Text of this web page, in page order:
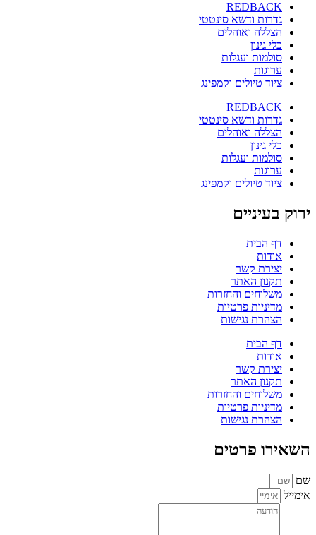
REDBACK
גדרות ודשא סינטטי
הצללה ואוהלים
כלי גינון
סולמות ועגלות
ערוגות
ציוד טיולים וקמפינג
REDBACK
גדרות ודשא סינטטי
הצללה ואוהלים
כלי גינון
סולמות ועגלות
ערוגות
ציוד טיולים וקמפינג
ירוק בעיניים
דף הבית
אודות
יצירת קשר
תקנון האתר
משלוחים והחזרות
מדיניות פרטיות
הצהרת נגישות
דף הבית
אודות
יצירת קשר
תקנון האתר
משלוחים והחזרות
מדיניות פרטיות
הצהרת נגישות
השאירו פרטים
שם
אימייל